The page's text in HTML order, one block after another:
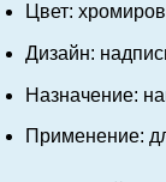
Цвет:
Дизайн:
Назначение:
Применение: